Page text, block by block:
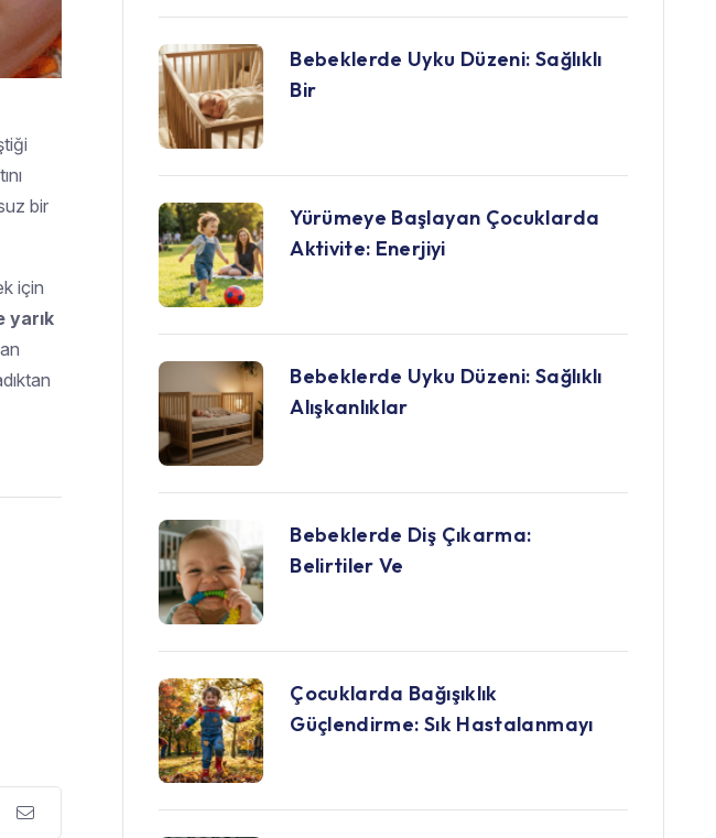
bir
için
yarık
Bebeklerde Uyku Düzeni: Sağlıklı
Bir
Yürümeye Başlayan Çocuklarda
Aktivite: Enerjiyi
Bebeklerde Uyku Düzeni: Sağlıklı
Alışkanlıklar
Bebeklerde Diş Çıkarma:
Belirtiler Ve
Çocuklarda Bağışıklık
Güçlendirme: Sık Hastalanmayı